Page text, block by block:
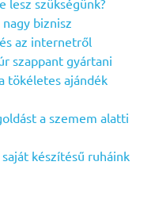
lesz szükségünk?
biznisz
az internetről
szappant gyártani
tökéletes ajándék
a szemem alatti
készítésű ruháink